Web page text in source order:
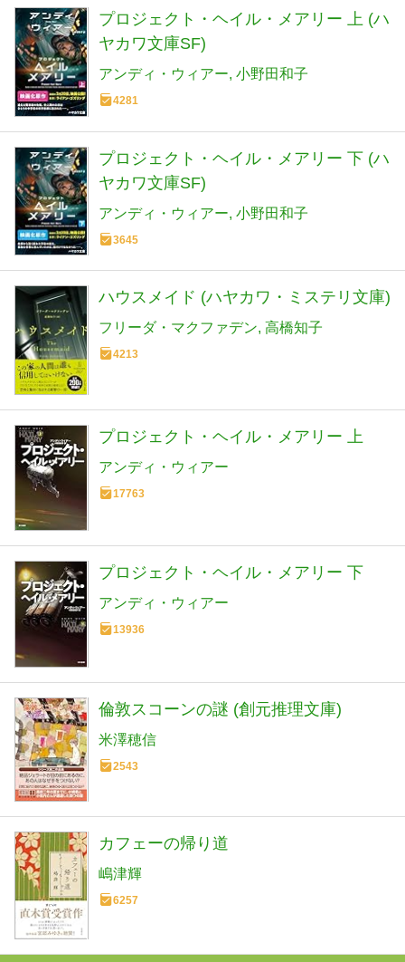
プロジェクト・ヘイル・メアリー 上 (ハ
ヤカワ文庫SF)
アンディ・ウィアー 小野田和子
4281
プロジェクト・ヘイル・メアリー 下 (ハ
ヤカワ文庫SF)
アンディ・ウィアー 小野田和子
3645
ハウスメイド (ハヤカワ・ミステリ文庫)
フリーダ・マクファデン 高橋知子
4213
プロジェクト・ヘイル・メアリー 上
アンディ・ウィアー
17763
プロジェクト・ヘイル・メアリー 下
アンディ・ウィアー
13936
倫敦スコーンの謎 (創元推理文庫)
米澤穂信
2543
カフェーの帰り道
嶋津輝
6257